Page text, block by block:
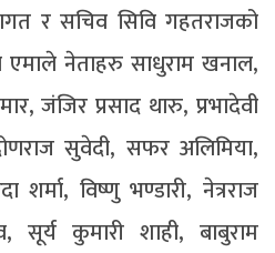
र सचिव सिवि गहतराजको
नेताहरु साधुराम खनाल,
जंजिर प्रसाद थारु, प्रभादेवी
सुवेदी, सफर अलिमिया,
विष्णु भण्डारी, नेत्रराज
सूर्य कुमारी शाही, बाबुराम